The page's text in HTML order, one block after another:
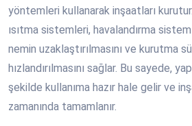
yöntemleri kullanarak inşaatları
ısıtma sistemleri, havalandırma
nemin uzaklaştırılmasını ve kurutma
hızlandırılmasını sağlar. Bu sayede,
şekilde kullanıma hazır hale gelir ve
zamanında tamamlanır.